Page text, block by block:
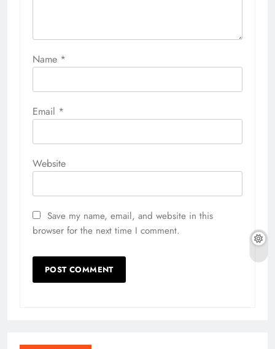
Name *
Email *
Website
Save my name, email, and website in this
browser for the next time I comment.